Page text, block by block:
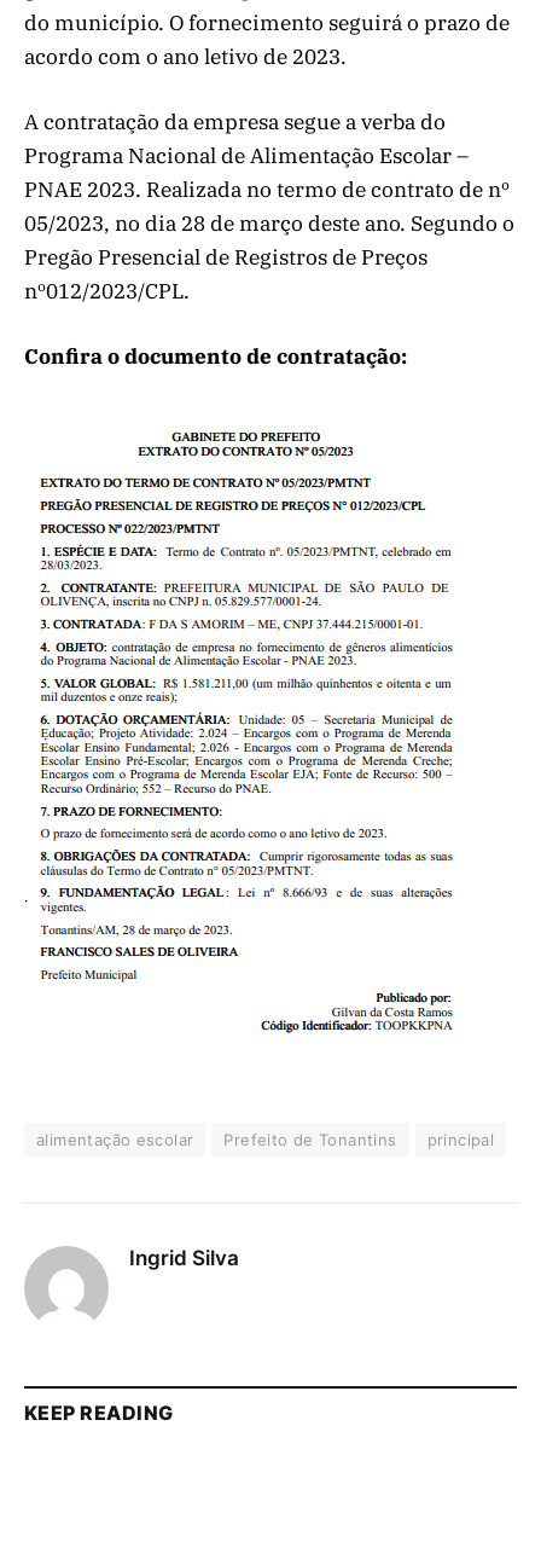
do município. O fornecimento seguirá o prazo de
acordo com o ano letivo de 2023.
A contratação da empresa segue a verba do
Programa Nacional de Alimentação Escolar –
PNAE 2023. Realizada no termo de contrato de nº
05/2023, no dia 28 de março deste ano. Segundo o
Pregão Presencial de Registros de Preços
nº012/2023/CPL.
Confira o documento de contratação:
alimentação escolar Prefeito de Tonantins principal
Ingrid Silva
KEEP READING